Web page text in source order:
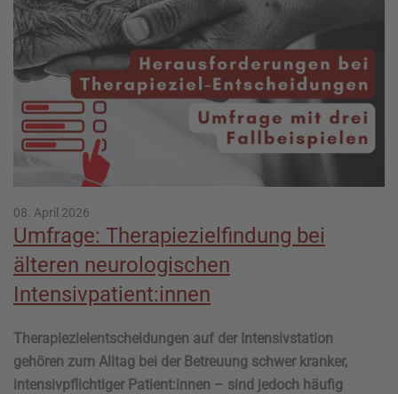
08. April 2026
Umfrage: Therapiezielfindung bei
älteren neurologischen
Intensivpatient:innen
Therapiezielentscheidungen auf der Intensivstation
gehören zum Alltag bei der Betreuung schwer kranker,
intensivpflichtiger Patient:innen – sind jedoch häufig